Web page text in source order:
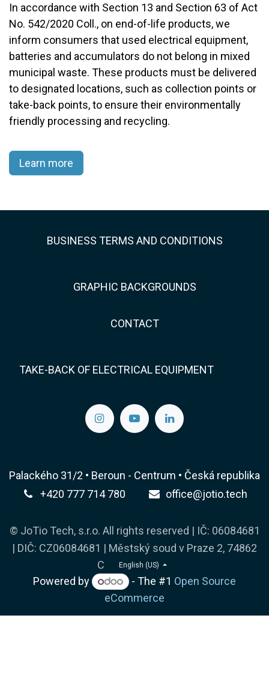
In accordance with Section 13 and Section 63 of Act
No. 542/2020 Coll., on end-of-life products, we
inform consumers that used electrical equipment,
batteries and accumulators do not belong in mixed
municipal waste. These products must be delivered
to designated locations, such as collection points or
take-back points, to ensure their environmentally
friendly processing and recycling.​
Learn more
BUSINESS TERMS AND CONDITIONS
GRAPHIC BACKGROUNDS
CONTACT
TAKE-BACK OF ELECTRICAL EQUIPMENT
Palackého 31/2 • Beroun - Centrum • Česká republika
+420 777 714 780
office@jotio.tech
© JoTio Tech, s.r.o. All rights reserved | IČ: 06084681
| DIČ: CZ06084681 | Městský soud v Praze 2, 74862
C
English (US)
Powered by - The #1 Open Source
eCommerce